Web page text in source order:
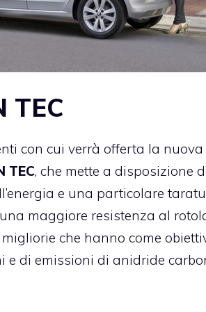
TEC
con cui verrà offerta la nuova
TEC, che mette a disposizione
e una particolare
maggiore resistenza al
che hanno come
di emissioni di anidride